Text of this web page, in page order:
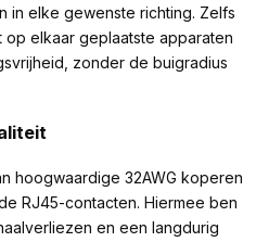
in elke gewenste richting. Zelfs
elkaar geplaatste apparaten
zonder de buigradius
hoogwaardige 32AWG koperen
RJ45-contacten. Hiermee ben
en een langdurig